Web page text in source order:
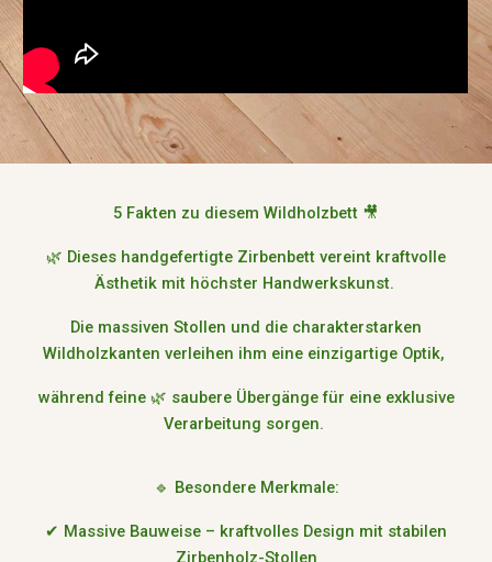
5 Fakten zu diesem Wildholzbett 🎥
🌿 Dieses handgefertigte Zirbenbett vereint kraftvolle
Ästhetik mit höchster Handwerkskunst.
Die massiven Stollen und die charakterstarken
Wildholzkanten verleihen ihm eine einzigartige Optik,
während feine 🌿 saubere Übergänge für eine exklusive
Verarbeitung sorgen.
🔹 Besondere Merkmale:
✔ Massive Bauweise – kraftvolles Design mit stabilen
Zirbenholz-Stollen